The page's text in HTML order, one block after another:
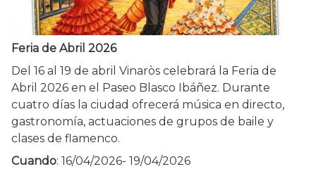
Feria de Abril 2026
Del 16 al 19 de abril Vinaròs celebrará la Feria de
Abril 2026 en el Paseo Blasco Ibáñez. Durante
cuatro días la ciudad ofrecerá música en directo,
gastronomía, actuaciones de grupos de baile y
clases de flamenco.
Cuando: 16/04/2026- 19/04/2026